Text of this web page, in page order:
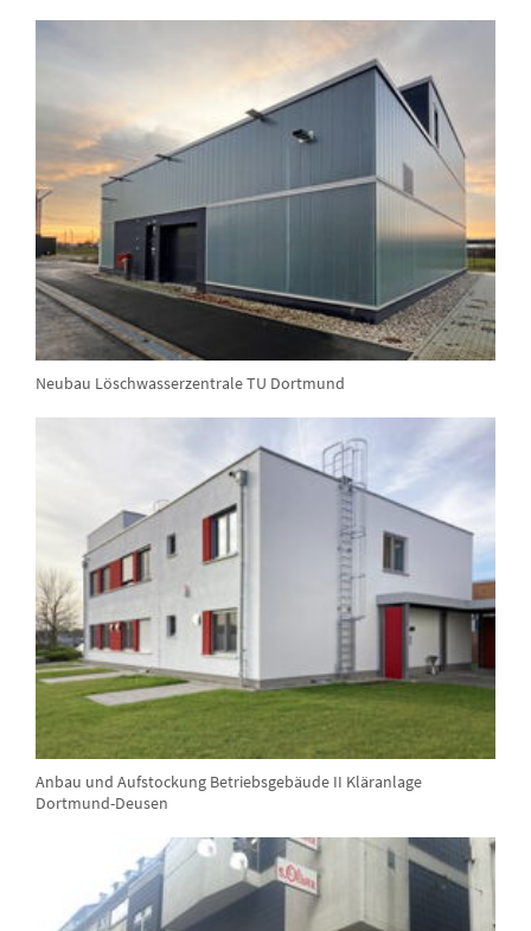
Neubau Löschwasserzentrale TU Dortmund
Anbau und Aufstockung Betriebsgebäude II Kläranlage
Dortmund-Deusen